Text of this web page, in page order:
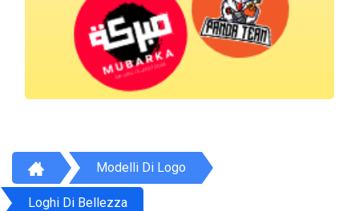
Modelli Di Logo
Loghi Di Bellezza